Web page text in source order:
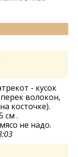
- кусок
волокон,
косточке).
см .
не надо.